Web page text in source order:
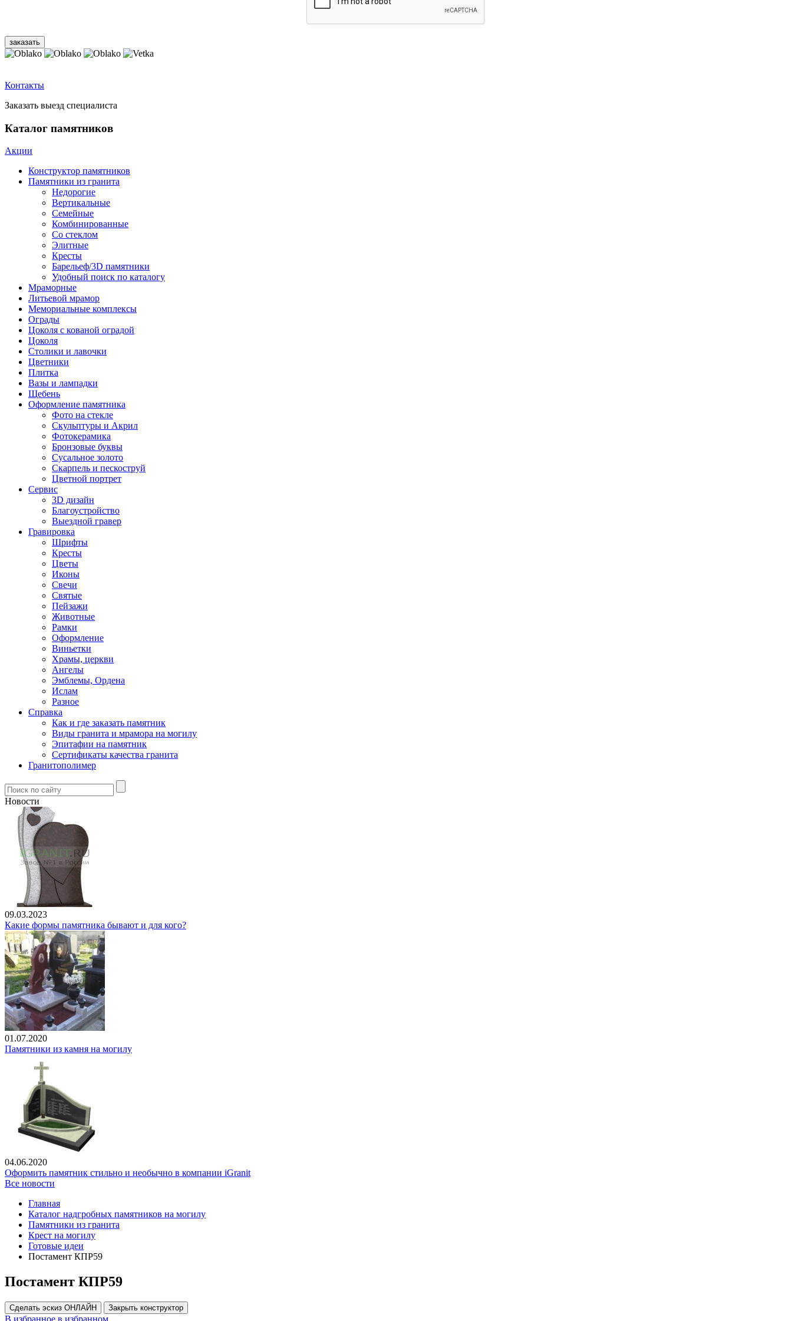
Контакты
Заказать выезд специалиста
Каталог памятников
Акции
Конструктор памятников
Памятники из гранита
Недорогие
Вертикальные
Семейные
Комбинированные
Со стеклом
Элитные
Кресты
Барельеф/3D памятники
Удобный поиск по каталогу
Мраморные
Литьевой мрамор
Мемориальные комплексы
Ограды
Цоколя с кованой оградой
Цоколя
Столики и лавочки
Цветники
Плитка
Вазы и лампадки
Щебень
Оформление памятника
Фото на стекле
Скульптуры и Акрил
Фотокерамика
Бронзовые буквы
Сусальное золото
Скарпель и пескоструй
Цветной портрет
Сервис
3D дизайн
Благоустройство
Выездной гравер
Гравировка
Шрифты
Кресты
Цветы
Иконы
Свечи
Святые
Пейзажи
Животные
Рамки
Оформление
Виньетки
Храмы, церкви
Ангелы
Эмблемы, Ордена
Ислам
Разное
Справка
Как и где заказать памятник
Виды гранита и мрамора на могилу
Эпитафии на памятник
Сертификаты качества гранита
Гранитополимер
Новости
09.03.2023
Какие формы памятника бывают и для кого?
01.07.2020
Памятники из камня на могилу
04.06.2020
Оформить памятник стильно и необычно в компании iGranit
Все новости
Главная
Каталог надгробных памятников на могилу
Памятники из гранита
Крест на могилу
Готовые идеи
Постамент КПР59
Постамент КПР59
Сделать эскиз ОНЛАЙН Закрыть конструктор